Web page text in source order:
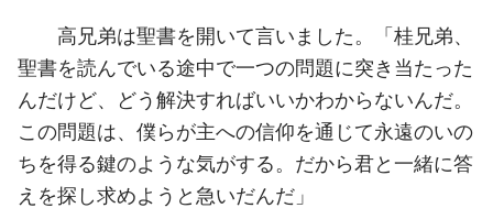
高兄弟は聖書を開いて言いました。「桂兄弟、
聖書を読んでいる途中で一つの問題に突き当たった
んだけど、どう解決すればいいかわからないんだ。
この問題は、僕らが主への信仰を通じて永遠のいの
ちを得る鍵のような気がする。だから君と一緒に答
えを探し求めようと急いだんだ」